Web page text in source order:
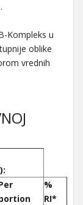
Kompleks u
oblike
vrednih
%
RI*